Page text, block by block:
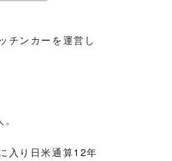
チンカーを運営し
入り日米通算12年